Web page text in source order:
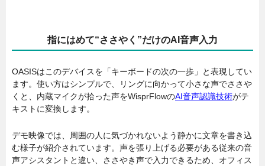
指にはめて“ささやく”だけのAI音声入力
OASISはこのデバイスを「キーボードの次の一歩」と表現してい
ます。使い方はシンプルで、リングに向かって小さな声でささや
くと、内蔵マイクが拾った声をWisprFlowのAI音声認識技術がテ
キストに変換します。
デモ映像では、周囲の人に気づかれないよう静かに文章を書き込
む様子が紹介されています。声を張り上げる必要がある従来の音
声アシスタントと違い、ささやき声で入力できるため、オフィス